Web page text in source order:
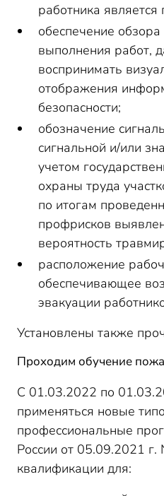
работника является
обеспечение
выполнения работ,
воспринимать
отображения
безопасности;
обозначение
сигнальной и/или
учетом
охраны труда
по итогам
профрисков
вероятность
расположение
обеспечивающее
эвакуации
Установлены также
Проходим обучение
С 01.03.2022 по
применяться новые
профессиональные
России от 05.09.2021
квалификации для: